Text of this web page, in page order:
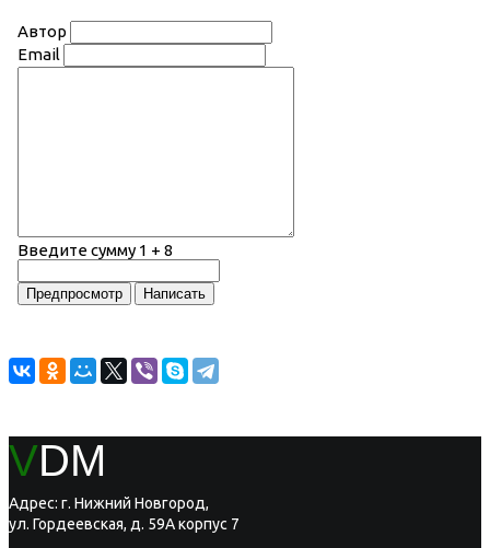
Автор
Email
Введите сумму 1 + 8
VDM
Адрес: г. Нижний Новгород,
ул. Гордеевская, д. 59А корпус 7